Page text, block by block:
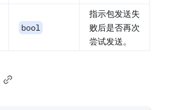
bool
指示包发送失
败后是否再次
尝试发送。